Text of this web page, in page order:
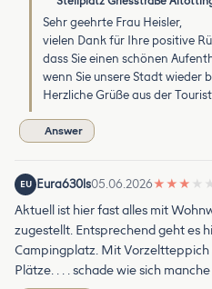
Sehr geehrte Frau Heisler,
vielen Dank für Ihre positive
dass Sie einen schönen
wenn Sie unsere Stadt wieder
Herzliche Grüße aus der
Answer
EU Eura630ls05.06.2026★ ★ ★ ★ ★
Aktuell ist hier fast alles mit
zugestellt. Entsprechend geht es
Campingplatz. Mit
Plätze. . . . schade wie sich